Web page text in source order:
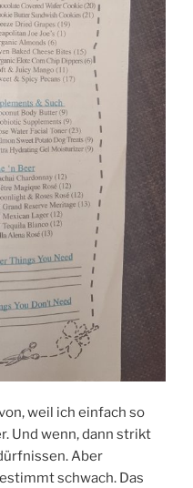
weil ich einfach so
Und wenn, dann strikt
Aber
schwach. Das